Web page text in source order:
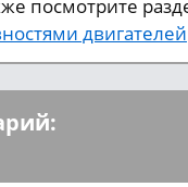
посмотрите
двигателей